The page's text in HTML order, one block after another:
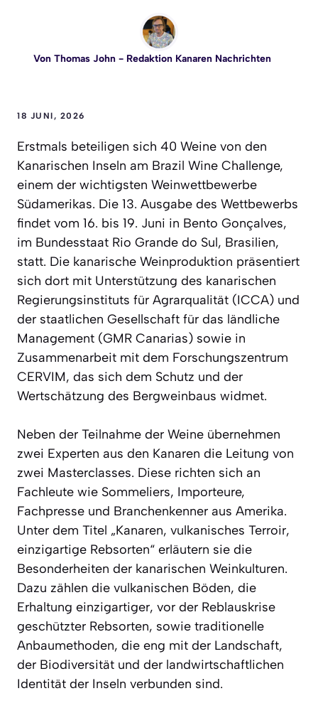
Von Thomas John- Redaktion Kanaren Nachrichten
18 JUNI, 2026
Erstmals beteiligen sich 40 Weine von den
Kanarischen Inseln am Brazil Wine Challenge,
einem der wichtigsten Weinwettbewerbe
Südamerikas. Die 13. Ausgabe des Wettbewerbs
findet vom 16. bis 19. Juni in Bento Gonçalves,
im Bundesstaat Rio Grande do Sul, Brasilien,
statt. Die kanarische Weinproduktion präsentiert
sich dort mit Unterstützung des kanarischen
Regierungsinstituts für Agrarqualität (ICCA) und
der staatlichen Gesellschaft für das ländliche
Management (GMR Canarias) sowie in
Zusammenarbeit mit dem Forschungszentrum
CERVIM, das sich dem Schutz und der
Wertschätzung des Bergweinbaus widmet.
Neben der Teilnahme der Weine übernehmen
zwei Experten aus den Kanaren die Leitung von
zwei Masterclasses. Diese richten sich an
Fachleute wie Sommeliers, Importeure,
Fachpresse und Branchenkenner aus Amerika.
Unter dem Titel „Kanaren, vulkanisches Terroir,
einzigartige Rebsorten“ erläutern sie die
Besonderheiten der kanarischen Weinkulturen.
Dazu zählen die vulkanischen Böden, die
Erhaltung einzigartiger, vor der Reblauskrise
geschützter Rebsorten, sowie traditionelle
Anbaumethoden, die eng mit der Landschaft,
der Biodiversität und der landwirtschaftlichen
Identität der Inseln verbunden sind.